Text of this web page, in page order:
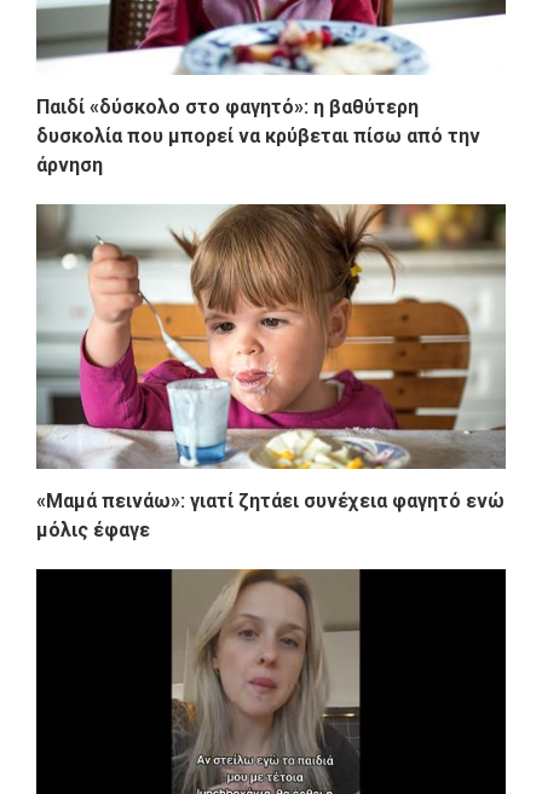
Παιδί «δύσκολο στο φαγητό»: η βαθύτερη
δυσκολία που μπορεί να κρύβεται πίσω από την
άρνηση
«Μαμά πεινάω»: γιατί ζητάει συνέχεια φαγητό ενώ
μόλις έφαγε